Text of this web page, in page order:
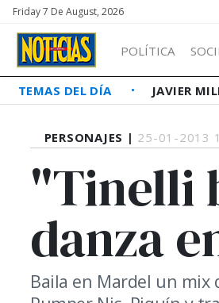
Friday 7 De August, 2026
POLÍTICA
TEMAS DEL DÍA JAVIER
PERSONAJES | 25-01-2013
"Tinelli
danza
Baila en Mardel un mix